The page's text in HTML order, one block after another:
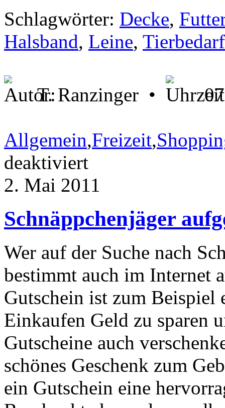
Schlagwörter: Decke, Futter
Halsband, Leine,
T. Ranzinger •
Allgemein,Freizeit,
deaktiviert
Tierbedarf
2. Mai 2011
Schnäppchenjäger
Wer auf der Suche nach
bestimmt auch im Internet
Gutschein ist zum
Einkaufen Geld zu sparen
Gutscheine auch
schönes Geschenk zum
ein Gutschein eine